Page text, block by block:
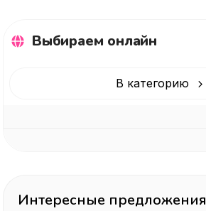
Выбираем онлайн
В категорию
Интересные предложения